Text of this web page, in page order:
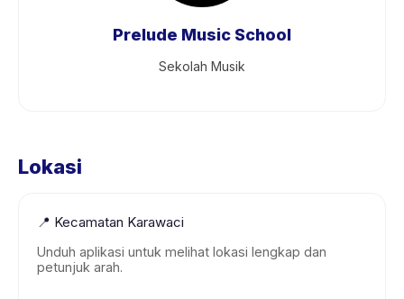
Prelude Music School
Sekolah Musik
Lokasi
📍 Kecamatan Karawaci
Unduh aplikasi untuk melihat lokasi lengkap dan
petunjuk arah.